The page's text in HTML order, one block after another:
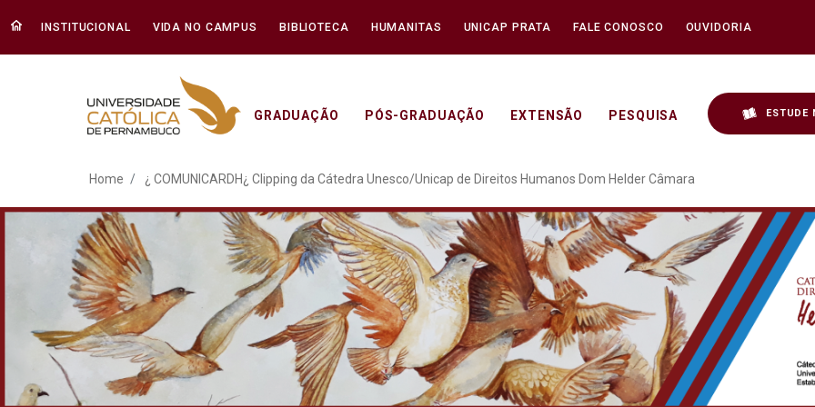
INSTITUCIONAL VIDA NO CAMPUS BIBLIOTECA HUMANITAS UNICAP PRATA FALE CONOSCO OUVIDORIA
GRADUAÇÃO PÓS-GRADUAÇÃO EXTENSÃO PESQUISA ESTUDE
¿ COMUNICARDH¿ Clipping da Cátedra
Home ¿ COMUNICARDH¿ Clipping da Cátedra Unesco/Unicap de Direitos Humanos Dom Helder Câmara